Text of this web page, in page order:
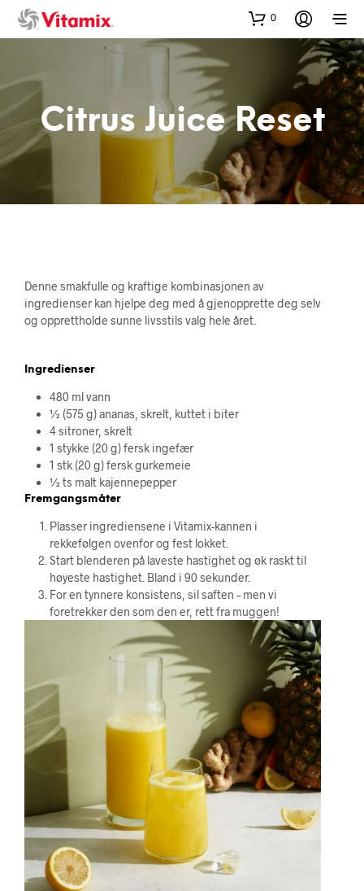
0
Citrus Juice Reset
Denne smakfulle og kraftige kombinasjonen av
ingredienser kan hjelpe deg med å gjenopprette deg selv
og opprettholde sunne livsstils valg hele året.
Ingredienser
480 ml vann
½ (575 g) ananas, skrelt, kuttet i biter
4 sitroner, skrelt
1 stykke (20 g) fersk ingefær
1 stk (20 g) fersk gurkemeie
½ ts malt kajennepepper
Fremgangsmåter
Plasser ingrediensene i Vitamix-kannen i
rekkefølgen ovenfor og fest lokket.
Start blenderen på laveste hastighet og øk raskt til
høyeste hastighet. Bland i 90 sekunder.
For en tynnere konsistens, sil saften – men vi
foretrekker den som den er, rett fra muggen!